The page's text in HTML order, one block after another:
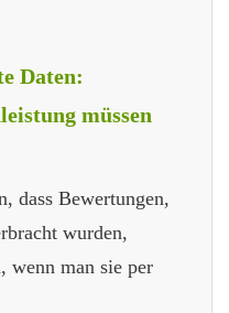
Daten:
müssen
dass Bewertungen,
wurden,
wenn man sie per